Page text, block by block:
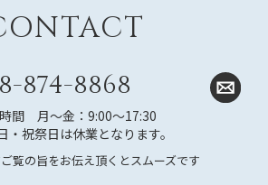
874-8868
間 月～金：9:00～17:30
・祝祭日は休業となります。
覧の旨をお伝え頂くとスムーズです